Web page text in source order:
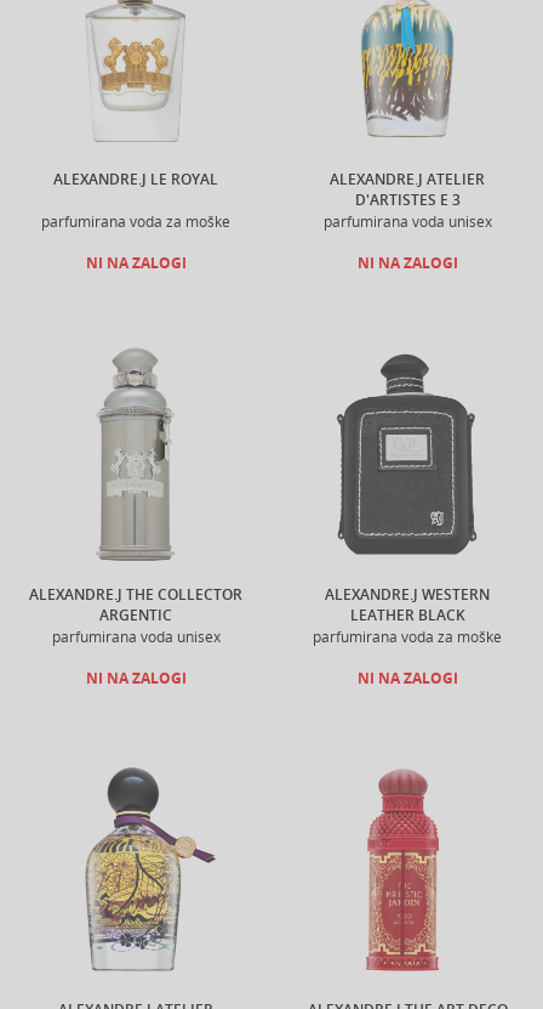
ALEXANDRE.J LE ROYAL
parfumirana voda za moške
NI NA ZALOGI
ALEXANDRE.J ATELIER
D'ARTISTES E 3
parfumirana voda unisex
NI NA ZALOGI
ALEXANDRE.J THE COLLECTOR
ARGENTIC
parfumirana voda unisex
NI NA ZALOGI
ALEXANDRE.J WESTERN
LEATHER BLACK
parfumirana voda za moške
NI NA ZALOGI